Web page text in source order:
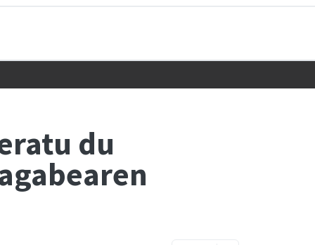
du